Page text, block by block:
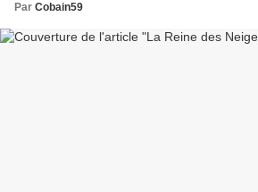
Par Cobain59